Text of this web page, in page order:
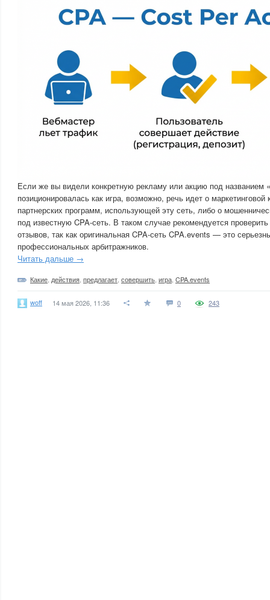
Если же вы видели конкретную рекламу или акцию под названием
позиционировалась как игра, возможно, речь идет о маркетинговой
партнерских программ, использующей эту сеть, либо о
под известную CPA-сеть. В таком случае рекомендуется
отзывов, так как оригинальная CPA-сеть CPA.events — это
профессиональных арбитражников.
Читать дальше →
Какие действия предлагает совершить игра CPA.events
woff 14 мая 2026, 11:36 0 243